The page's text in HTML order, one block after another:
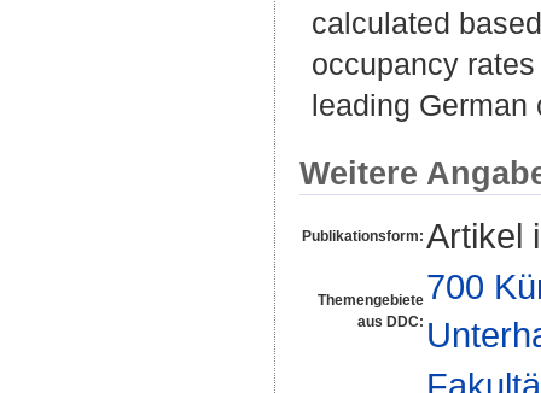
calculated
occupancy
leading German
Weitere
Publikationsform: Artikel
Themengebiete
aus DDC:
700